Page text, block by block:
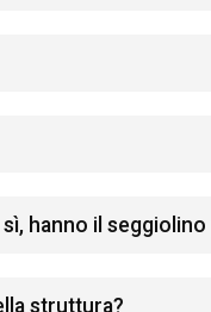
hanno il seggiolino
struttura?